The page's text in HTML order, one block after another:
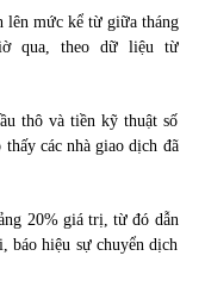
ngày thị trường lập kỷ lục
Top 10 cổ phiếu nổi bật
9/2021
lên mức kể từ giữa tháng
qua, theo dữ liệu từ
thô và tiền kỹ thuật số
các nhà giao dịch đã
20% giá trị, từ đó dẫn
báo hiệu sự chuyển dịch